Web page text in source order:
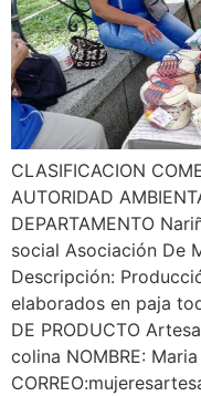
CLASIFICACION
AUTORIDAD
DEPARTAMENTO
social Asociación De
Descripción:
elaborados en paja
DE PRODUCTO
colina NOMBRE:
CORREO: